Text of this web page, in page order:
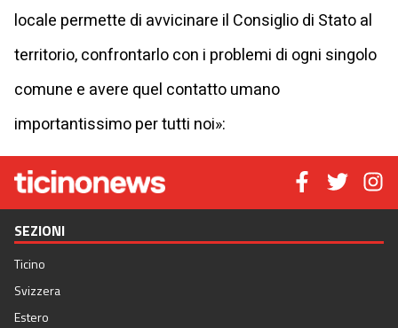
locale permette di avvicinare il Consiglio di Stato al
territorio, confrontarlo con i problemi di ogni singolo
comune e avere quel contatto umano
importantissimo per tutti noi»:
SEZIONI
Ticino
Svizzera
Estero